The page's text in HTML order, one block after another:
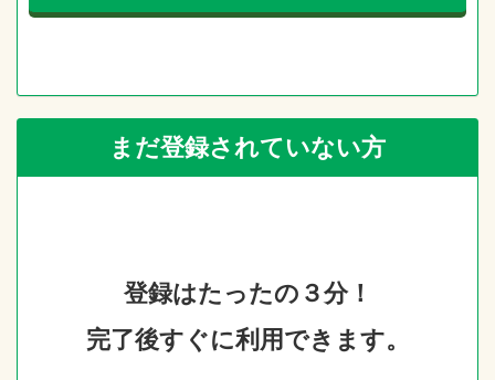
まだ登録されていない方
登録はたったの３分！
完了後すぐに利用できます。